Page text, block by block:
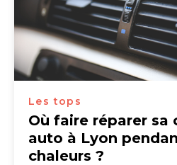
Les tops
Où faire réparer
auto à Lyon
chaleurs ?